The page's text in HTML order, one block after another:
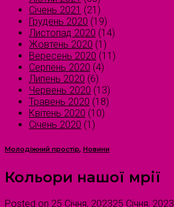
Січень 2021 (21)
Грудень 2020 (19)
Листопад 2020 (14)
Жовтень 2020 (1)
Вересень 2020 (11)
Серпень 2020 (4)
Липень 2020 (6)
Червень 2020 (13)
Травень 2020 (18)
Квітень 2020 (10)
Січень 2020 (1)
Молодіжний простір, Новини
Кольори нашої мрії
Posted on 25 Січня, 202325 Січня, 2023